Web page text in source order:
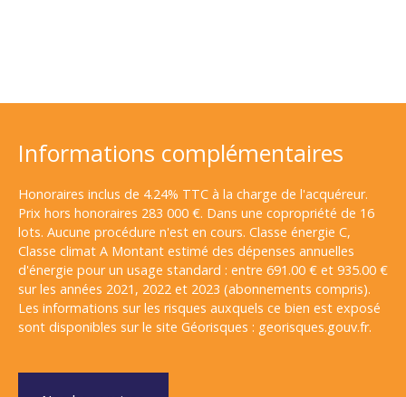
Informations complémentaires
Honoraires inclus de 4.24% TTC à la charge de l'acquéreur.
Prix hors honoraires 283 000 €. Dans une copropriété de 16
lots. Aucune procédure n'est en cours. Classe énergie C,
Classe climat A Montant estimé des dépenses annuelles
d'énergie pour un usage standard : entre 691.00 € et 935.00 €
sur les années 2021, 2022 et 2023 (abonnements compris).
Les informations sur les risques auxquels ce bien est exposé
sont disponibles sur le site Géorisques : georisques.gouv.fr.